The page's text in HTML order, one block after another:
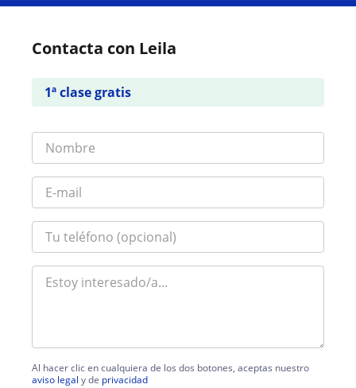
Contacta con Leila
1ª clase gratis
Al hacer clic en cualquiera de los dos botones, aceptas nuestro
aviso legal y de privacidad